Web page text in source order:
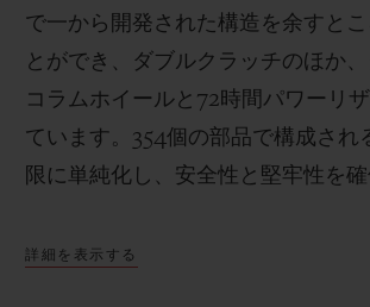
で一から開発された構造を余すと
とができ、ダブルクラッチのほか
コラムホイールと72時間パワーリ
ています。354個の部品で構成され
限に単純化し、安全性と堅牢性を確
詳細を表示する